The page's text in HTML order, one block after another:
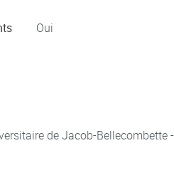
Oui
de Jacob-Bellecombette -